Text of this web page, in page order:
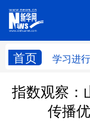
首页 学习进
学习进行时
指数观察：
传播